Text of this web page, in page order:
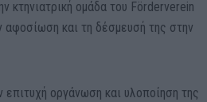
κτηνιατρική ομάδα του Förderverein
αφοσίωση και τη δέσμευσή της στην
οργάνωση και υλοποίηση της